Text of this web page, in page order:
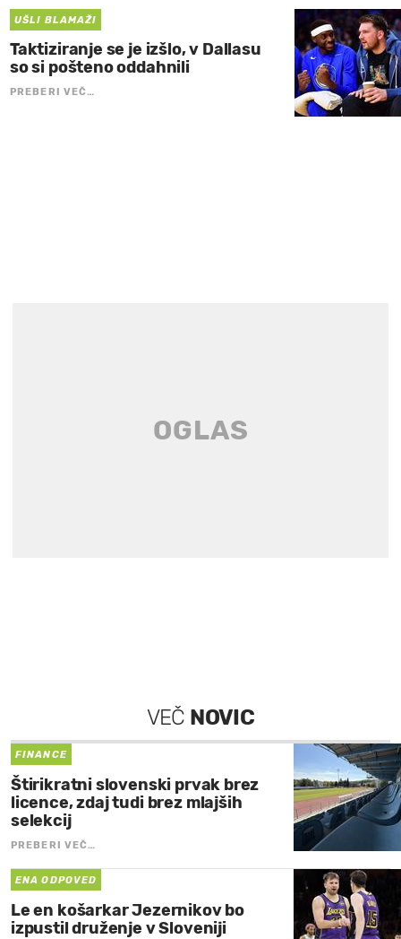
UŠLI BLAMAŽI
Taktiziranje se je izšlo, v Dallasu
so si pošteno oddahnili
PREBERI VEČ…
VEČ NOVIC
FINANCE
Štirikratni slovenski prvak brez
licence, zdaj tudi brez mlajših
selekcij
PREBERI VEČ…
ENA ODPOVED
Le en košarkar Jezernikov bo
izpustil druženje v Sloveniji